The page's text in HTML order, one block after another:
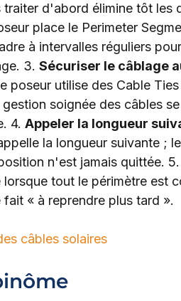
d'abord élimine tôt les
place le Perimeter
à intervalles réguliers
3. Sécuriser le câblage
poseur utilise des Cable
soignée des câbles
4. Appeler la longueur
la longueur suivante ;
n'est jamais quittée. 5.
tout le périmètre est
« à reprendre plus tard ».
câbles solaires